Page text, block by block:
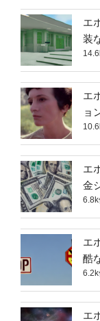
エ
装
エ
ョ
エ
金
6.8k
エ
酷
6.2k
エ